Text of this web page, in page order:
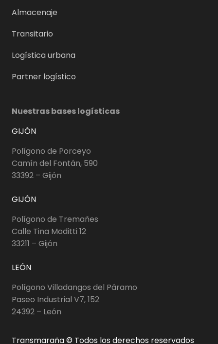
Almacenaje
Transitario
Logística urbana
Partner logístico
Nuestras bases logísticas
GIJÓN
Polígono de Porceyo
Camín del Fontán, 590
33392 – Gijón
GIJÓN
Polígono de Tremañes
Calle Tina Moditti 12
33211 – Gijón
LEÓN
Polígono Villadangos del Páramo
Paseo Industrial V7, 152
24392 – León
Transmaraña © Todos los derechos reservados